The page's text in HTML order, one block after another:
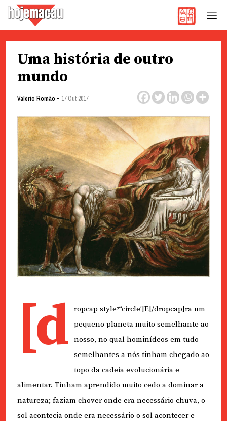
Uma história de outro
mundo
Valério Romão - 17 Out 2017
[d
ropcap style≠‘circle’]E[/dropcap]ra um
pequeno planeta muito semelhante ao
nosso, no qual hominídeos em tudo
semelhantes a nós tinham chegado ao
topo da cadeia evolucionária e
alimentar. Tinham aprendido muito cedo a dominar a
natureza; faziam chover onde era necessário chuva, o
sol acontecia onde era necessário o sol acontecer e